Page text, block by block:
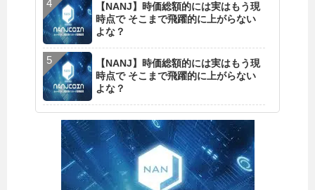
【NANJ】時価総額的には実はもう現
時点で そこまで飛躍的に上がらない
よな？
【NANJ】時価総額的には実はもう現
時点で そこまで飛躍的に上がらない
よな？